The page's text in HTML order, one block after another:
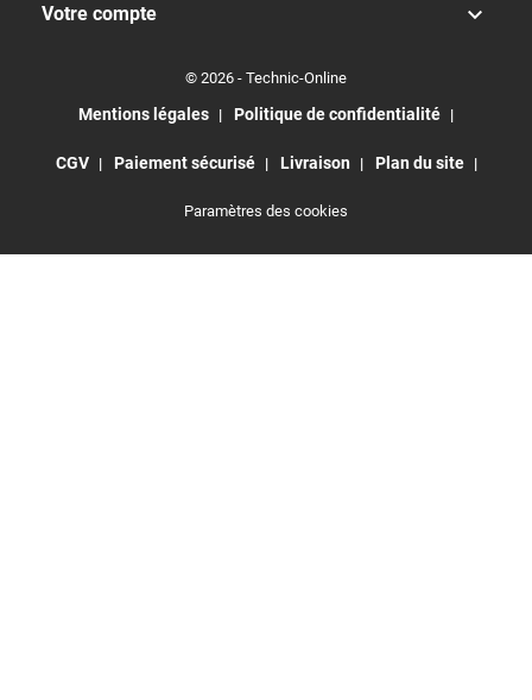
Votre compte 
© 2026 - Technic-Online
Mentions légales Politique de confidentialité
CGV Paiement sécurisé Livraison Plan du site
Paramètres des cookies